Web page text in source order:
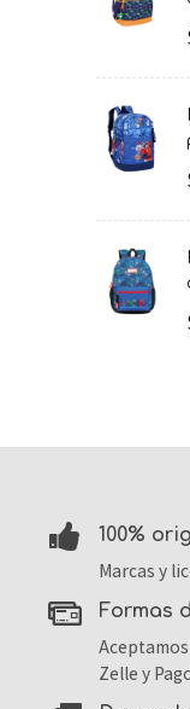
100%
Marcas y
formas
Zelle y